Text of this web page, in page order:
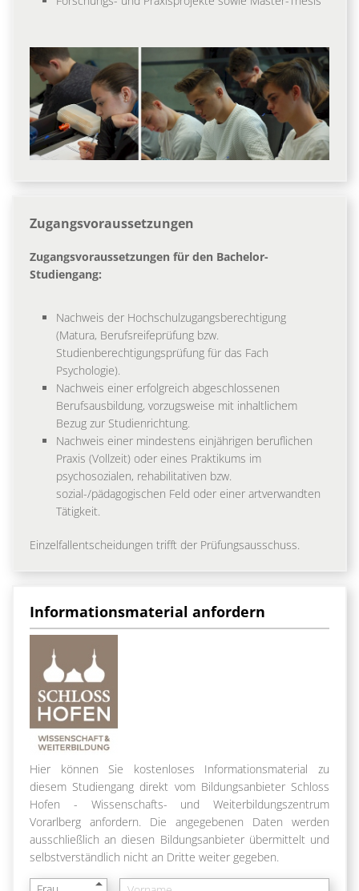
Zugangsvoraussetzungen
Zugangsvoraussetzungen für den Bachelor-
Studiengang:
Nachweis der Hochschulzugangsberechtigung
(Matura, Berufsreifeprüfung bzw.
Studienberechtigungsprüfung für das Fach
Psychologie).
Nachweis einer erfolgreich abgeschlossenen
Berufsausbildung, vorzugsweise mit inhaltlichem
Bezug zur Studienrichtung.
Nachweis einer mindestens einjährigen beruflichen
Praxis (Vollzeit) oder eines Praktikums im
psychosozialen, rehabilitativen bzw.
sozial-/pädagogischen Feld oder einer artverwandten
Tätigkeit.
Einzelfallentscheidungen trifft der Prüfungsausschuss.
Informationsmaterial anfordern
Hier können Sie kostenloses Informationsmaterial zu
diesem Studiengang direkt vom Bildungsanbieter Schloss
Hofen - Wissenschafts- und Weiterbildungszentrum
Vorarlberg anfordern. Die angegebenen Daten werden
ausschließlich an diesen Bildungsanbieter übermittelt und
selbstverständlich nicht an Dritte weiter gegeben.